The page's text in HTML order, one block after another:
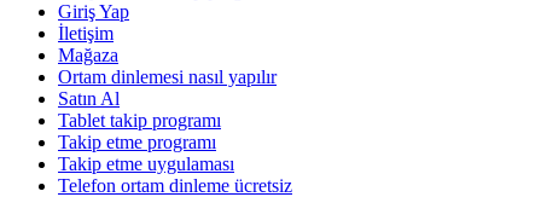
Giriş Yap
İletişim
Mağaza
Ortam dinlemesi nasıl yapılır
Satın Al
Tablet takip programı
Takip etme programı
Takip etme uygulaması
Telefon ortam dinleme ücretsiz